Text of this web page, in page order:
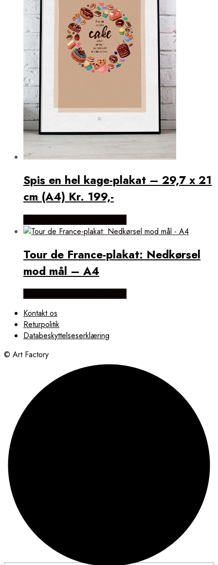
Spis en hel kage-plakat – 29,7 x 21
cm (A4) Kr. 199,-
Tour de France-plakat: Nedkørsel
mod mål – A4
Kontakt os
Returpolitik
Databeskyttelseserklæring
© Art Factory